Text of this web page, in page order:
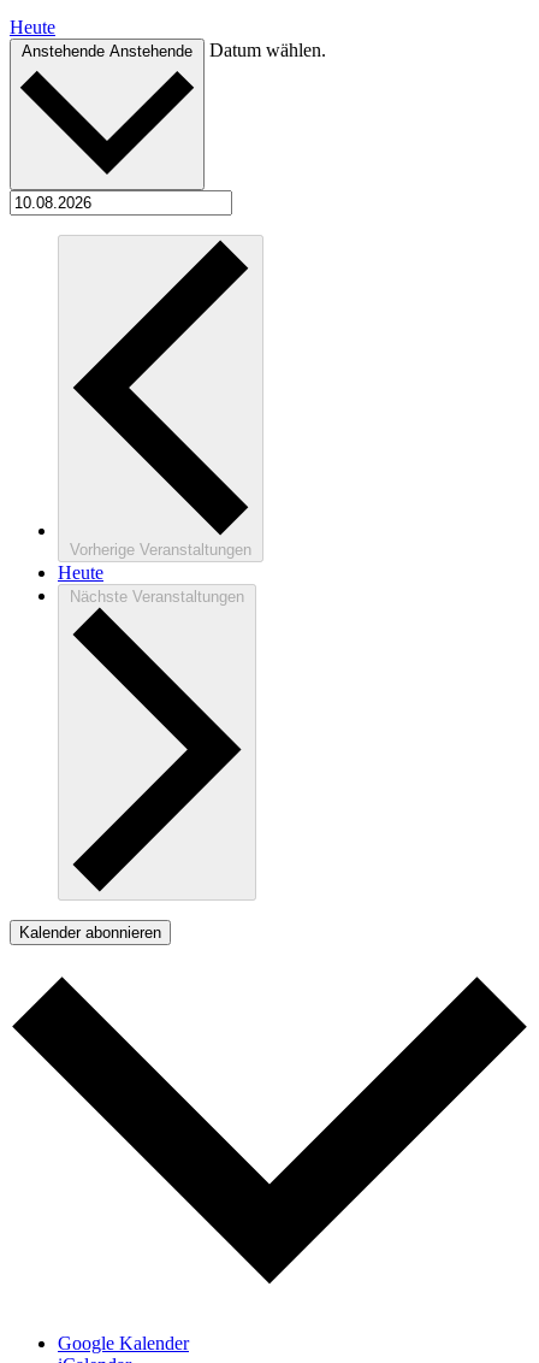
Heute
Anstehende Anstehende Datum wählen.
Vorherige Veranstaltungen
Heute
Nächste Veranstaltungen
Kalender abonnieren
Google Kalender